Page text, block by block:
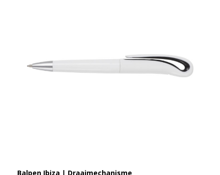
Balpen Ibiza | Draaimechanisme